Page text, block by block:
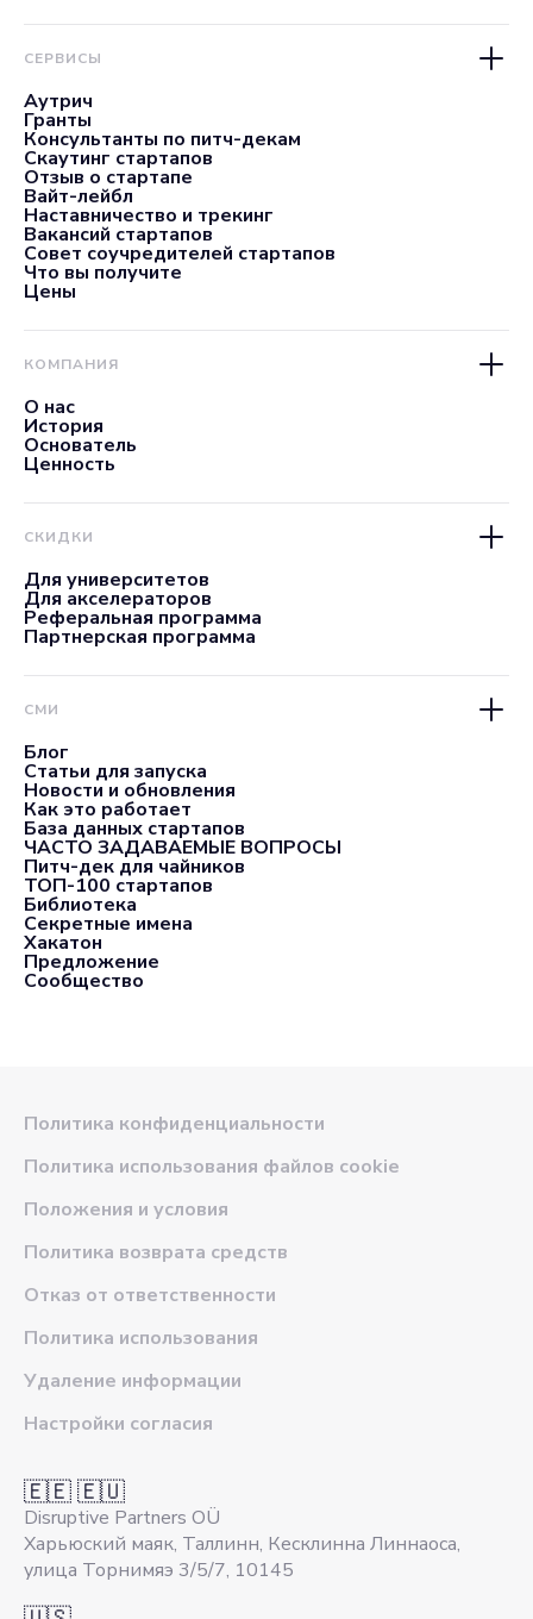
СЕРВИСЫ
Аутрич
Гранты
Консультанты по питч-декам
Скаутинг стартапов
Отзыв о стартапе
Вайт-лейбл
Наставничество и трекинг
Вакансий стартапов
Совет соучредителей стартапов
Что вы получите
Цены
КОМПАНИЯ
О нас
История
Основатель
Ценность
СКИДКИ
Для университетов
Для акселераторов
Реферальная программа
Партнерская программа
СМИ
Блог
Статьи для запуска
Новости и обновления
Как это работает
База данных стартапов
ЧАСТО ЗАДАВАЕМЫЕ ВОПРОСЫ
Питч-дек для чайников
ТОП-100 стартапов
Библиотека
Секретные имена
Хакатон
Предложение
Сообщество
Политика конфиденциальности
Политика использования файлов cookie
Положения и условия
Политика возврата средств
Отказ от ответственности
Политика использования
Удаление информации
Настройки согласия
🇪🇪 🇪🇺
Disruptive Partners OÜ
Харьюский маяк, Таллинн, Кесклинна Линнаоса,
улица Торнимяэ 3/5/7, 10145